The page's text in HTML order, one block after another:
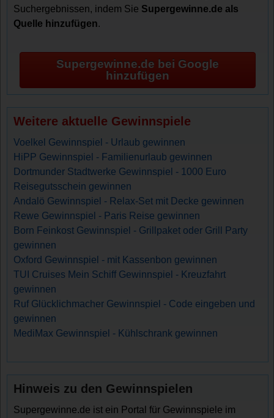
Suchergebnissen, indem Sie Supergewinne.de als
Quelle hinzufügen.
Supergewinne.de bei Google
hinzufügen
Weitere aktuelle Gewinnspiele
Voelkel Gewinnspiel - Urlaub gewinnen
HiPP Gewinnspiel - Familienurlaub gewinnen
Dortmunder Stadtwerke Gewinnspiel - 1000 Euro
Reisegutsschein gewinnen
Andalö Gewinnspiel - Relax-Set mit Decke gewinnen
Rewe Gewinnspiel - Paris Reise gewinnen
Born Feinkost Gewinnspiel - Grillpaket oder Grill Party
gewinnen
Oxford Gewinnspiel - mit Kassenbon gewinnen
TUI Cruises Mein Schiff Gewinnspiel - Kreuzfahrt
gewinnen
Ruf Glücklichmacher Gewinnspiel - Code eingeben und
gewinnen
MediMax Gewinnspiel - Kühlschrank gewinnen
Hinweis zu den Gewinnspielen
Supergewinne.de ist ein Portal für Gewinnspiele im